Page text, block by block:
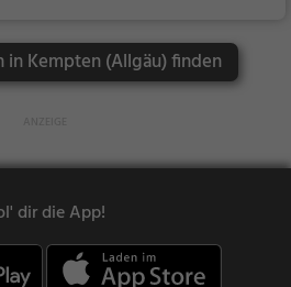
Kempten (Allgäu) finden
dir die App!